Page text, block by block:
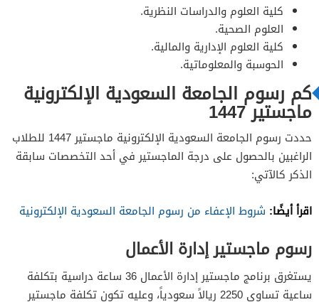
كلية العلوم والدراسات النظرية.
العلوم الصحية.
كلية العلوم الإدارية والمالية.
الحوسبة والمعلوماتية.
كم رسوم الجامعة السعودية الإلكترونية
ماجستير 1447
حددت رسوم الجامعة السعودية الإلكترونية ماجستير 1447 للطلاب
الراغبين بالحصول على درجة الماجستير في أحد التخصصات سابقة
الذكر كالآتي:
اقرأ أيضًا: شروط الإعفاء من رسوم الجامعة السعودية الإلكترونية
رسوم ماجستير إدارة الأعمال
يستغرق برنامج ماجستير إدارة الأعمال 36 ساعة دراسية بتكلفة
ساعية تساوي 2250 ريالاً سعودياً، وعليه تكون تكلفة ماجستير